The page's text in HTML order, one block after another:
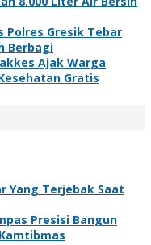
Polres Gresik Tebar
Berbagi
Ajak Warga
Gratis
Yang Terjebak Saat
Presisi Bangun